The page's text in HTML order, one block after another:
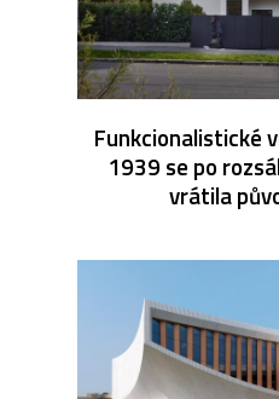
Funkcionalistické
1939 se po
vrátila